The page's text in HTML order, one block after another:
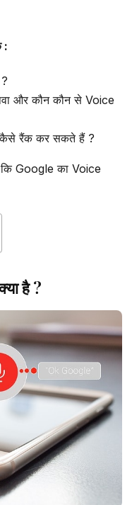
:
और कौन कौन से Voice
रैंक कर सकते हैं ?
Google का Voice
है ?